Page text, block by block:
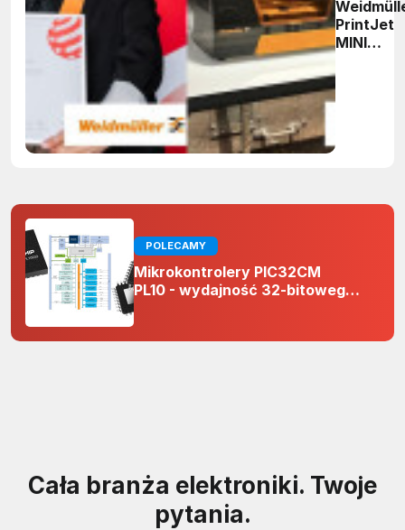
PrintJet
MINI
POLECAMY
Mikrokontrolery PIC32CM
PL10 - wydajność 32-bitowego
projektach 5 V
Cała branża elektroniki. Twoje
pytania.